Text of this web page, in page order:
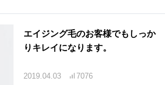
エイジング毛のお客様でもしっか
りキレイになります。
2019.04.03 7076